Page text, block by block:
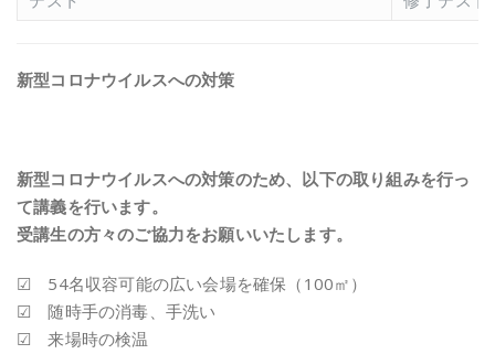
新型コロナウイルスへの対策
新型コロナウイルスへの対策のため、以下の取り組みを行っ
て講義を行います。
受講生の方々のご協力をお願いいたします。
☑ 54名収容可能の広い会場を確保（100㎡）
☑ 随時手の消毒、手洗い
☑ 来場時の検温